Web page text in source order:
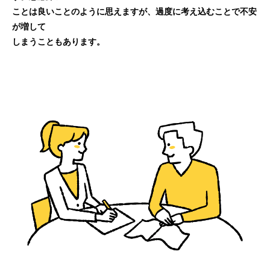
ことは良いことのように思えますが、過度に考え込むことで不安
が増して
しまうこともあります。